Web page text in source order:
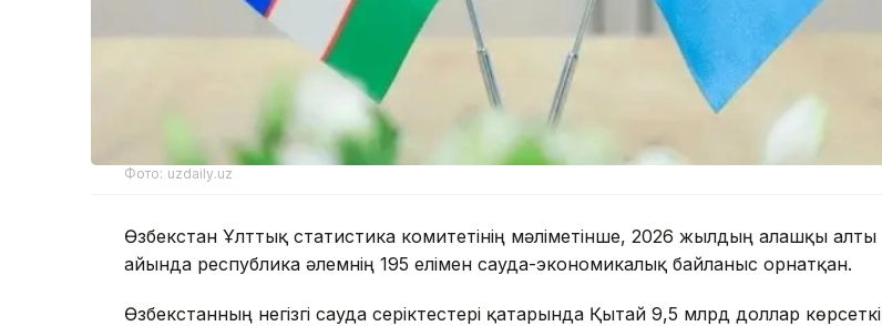
Фото: uzdaily.uz
Өзбекстан Ұлттық статистика комитетінің мәліметінше, 2026 жылдың алғашқы алты
айында республика әлемнің 195 елімен сауда-экономикалық байланыс орнатқан.
Өзбекстанның негізгі сауда серіктестері қатарында Қытай 9,5 млрд доллар